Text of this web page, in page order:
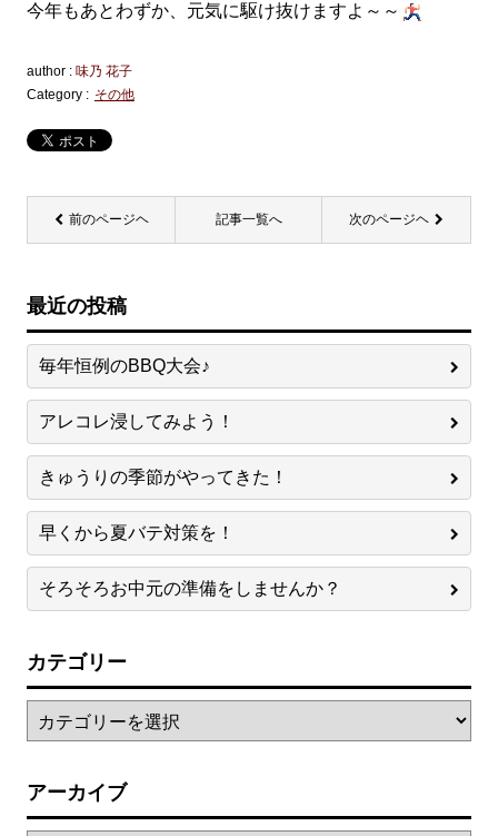
今年もあとわずか、元気に駆け抜けますよ～～
author : 味乃 花子
Category : その他
前のページヘ 記事一覧へ 次のページヘ
最近の投稿
毎年恒例のBBQ大会♪
アレコレ浸してみよう！
きゅうりの季節がやってきた！
早くから夏バテ対策を！
そろそろお中元の準備をしませんか？
カテゴリー
アーカイブ